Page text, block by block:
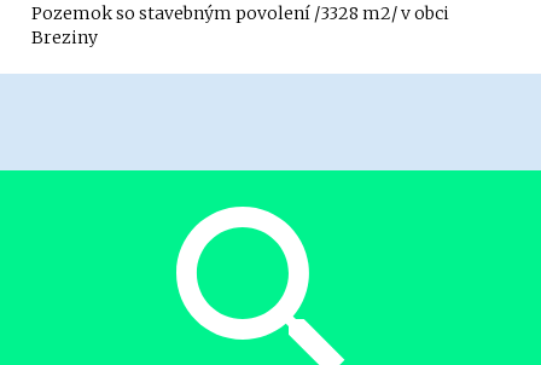
Pozemok so stavebným povolení /3328 m2/ v obci
Breziny